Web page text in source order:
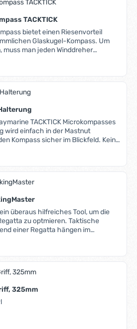
TACKTICK
bietet einen Riesenvorteil
Glaskugel-Kompass. Um
muss man jeden Winddreher
Daten des Kompass. Dieser
die Informationen klar und dort, wo
im Blickwinkel des Seglers. Die
einen stabilen Wert für Backbord-
nur einen Wert merken.
notwendig, vielfältige
TACKTICK Microkompasses
Kompass sicher im Blickfeld. Kein
überaus hilfreiches Tool, um die
zu optmieren. Taktische
einer Regatta hängen im
ermöglicht der
Optimierung des Kurses und
Auch andere taktischen
auf der Kreuz" oder "auf
Elektronik, keine Batterien und
nahezu "unkaputtbar".
325mm